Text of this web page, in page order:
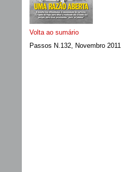
Volta ao sumário
Passos N.132, Novembro 2011